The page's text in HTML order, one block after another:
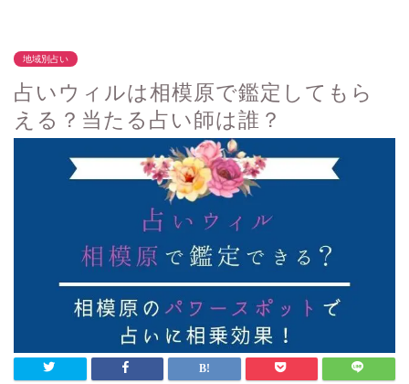
地域別占い
占いウィルは相模原で鑑定してもら
える？当たる占い師は誰？